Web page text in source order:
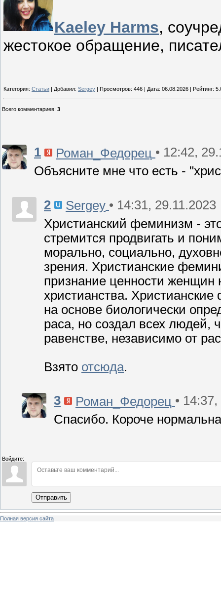
Kaeley Harms,
жестокое обращение,
Категория: Статьи | Добавил: Sergey | Просмотров: 446 | Дата: 06.08.2026 | Рейтинг:
Всего комментариев: 3
1 Роман_Федорец • 12:42,
Объясните мне что есть -
2 Sergey • 14:31, 29.11.2023
Христианский феминизм -
стремится продвигать и
морально, социально,
зрения. Христианские
признание ценности женщин
христианства.
на основе биологически
раса, но создал всех людей,
равенстве, независимо от
Взято отсюда.
3 Роман_Федорец •
Спасибо. Короче
Войдите:
Отправить
Полная версия сайта